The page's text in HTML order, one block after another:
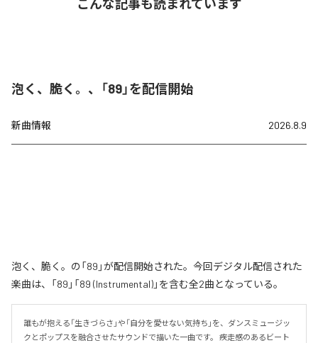
こんな記事も読まれています
泡く、脆く。、「89」を配信開始
新曲情報 2026.8.9
泡く、脆く。の「89」が配信開始された。今回デジタル配信された
楽曲は、「89」「89 (Instrumental)」を含む全2曲となっている。
誰もが抱える「生きづらさ」や「自分を愛せない気持ち」を、ダンスミュージッ
クとポップスを融合させたサウンドで描いた一曲です。 疾走感のあるビート